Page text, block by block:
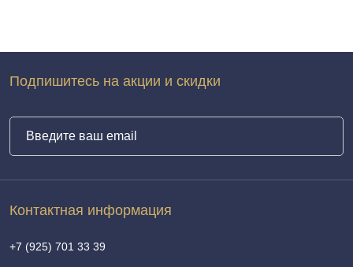
Контактная информация
+7 (925) 701 33 39
Подпишитесь на акции и скидки